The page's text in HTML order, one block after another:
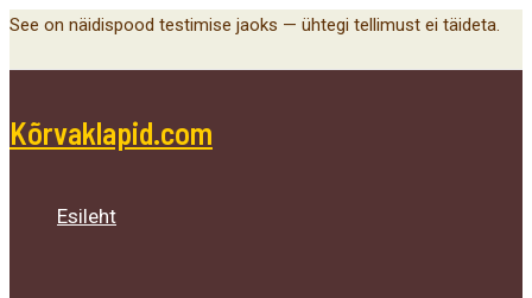
Skip
See on näidispood testimise jaoks — ühtegi tellimust ei täideta.
Kõrvaklapid.com
Esileht
Menu
Toggle
Menu
Toggle
Menu
Toggle
Main
Menu